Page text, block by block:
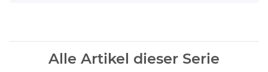
Alle Artikel dieser Serie